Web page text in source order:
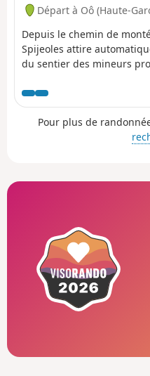
Départ à Oô (Haute-
Depuis le chemin de
Spijeoles attire
du sentier des mineurs
Lac du Port d'Oo, la
dalles lisses et des
deux cheminées pour
s'effectue par la voie
Pour plus de